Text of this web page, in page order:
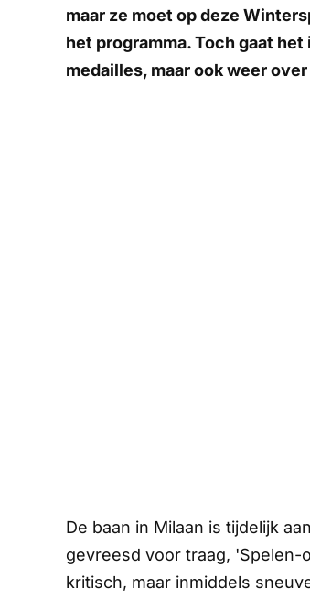
maar ze moet op deze
het programma. Toch gaat
medailles, maar ook weer
De baan in Milaan is tijdelijk
gevreesd voor traag, 'Spelen-
kritisch, maar inmiddels